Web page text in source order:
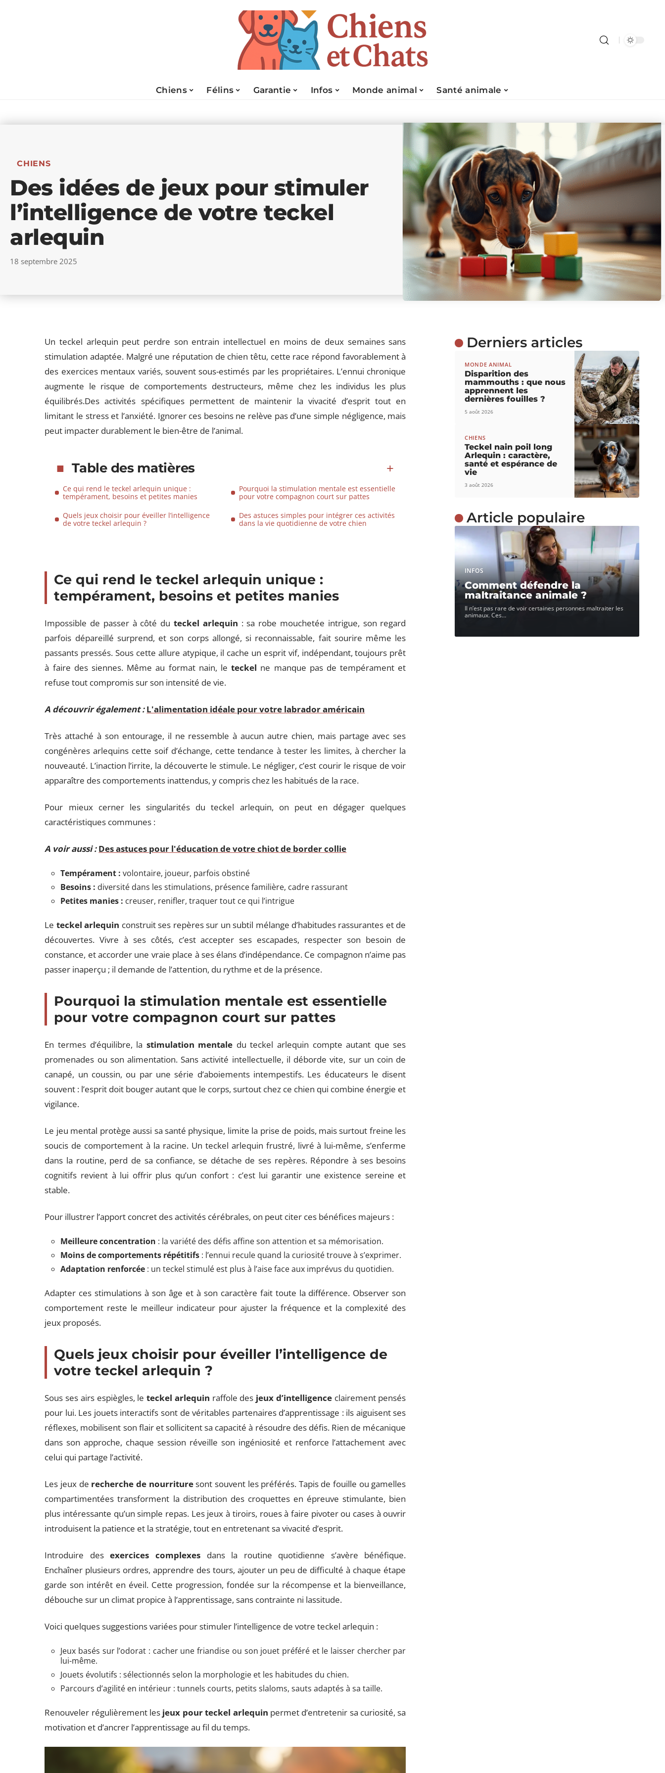
Chiens Félins Garantie Infos Monde animal Santé animale
CHIENS
Des idées de jeux pour stimuler
l’intelligence de votre teckel
arlequin
18 septembre 2025
Un teckel arlequin peut perdre son entrain intellectuel en moins de deux semaines sans
stimulation adaptée. Malgré une réputation de chien têtu, cette race répond favorablement à
des exercices mentaux variés, souvent sous-estimés par les propriétaires. L’ennui chronique
augmente le risque de comportements destructeurs, même chez les individus les plus
équilibrés.Des activités spécifiques permettent de maintenir la vivacité d’esprit tout en
limitant le stress et l’anxiété. Ignorer ces besoins ne relève pas d’une simple négligence, mais
peut impacter durablement le bien-être de l’animal.
Table des matières
Ce qui rend le teckel arlequin unique :
tempérament, besoins et petites manies
Pourquoi la stimulation mentale est essentielle
pour votre compagnon court sur pattes
Quels jeux choisir pour éveiller l’intelligence
de votre teckel arlequin ?
Des astuces simples pour intégrer ces activités
dans la vie quotidienne de votre chien
Ce qui rend le teckel arlequin unique :
tempérament, besoins et petites manies
Impossible de passer à côté duteckel arlequin : sa robe mouchetée intrigue, son regard
parfois dépareillé surprend, et son corps allongé, si reconnaissable, fait sourire même les
passants pressés. Sous cette allure atypique, il cache un esprit vif, indépendant, toujours prêt
à faire des siennes. Même au format nain, leteckel ne manque pas de tempérament et
refuse tout compromis sur son intensité de vie.
A découvrir également : L'alimentation idéale pour votre labrador américain
Très attaché à son entourage, il ne ressemble à aucun autre chien, mais partage avec ses
congénères arlequins cette soif d’échange, cette tendance à tester les limites, à chercher la
nouveauté. L’inaction l’irrite, la découverte le stimule. Le négliger, c’est courir le risque de voir
apparaître des comportements inattendus, y compris chez les habitués de la race.
Pour mieux cerner les singularités du teckel arlequin, on peut en dégager quelques
caractéristiques communes :
A voir aussi : Des astuces pour l'éducation de votre chiot de border collie
Tempérament : volontaire, joueur, parfois obstiné
Besoins : diversité dans les stimulations, présence familière, cadre rassurant
Petites manies : creuser, renifler, traquer tout ce qui l’intrigue
Le teckel arlequin construit ses repères sur un subtil mélange d’habitudes rassurantes et de
découvertes. Vivre à ses côtés, c’est accepter ses escapades, respecter son besoin de
constance, et accorder une vraie place à ses élans d’indépendance. Ce compagnon n’aime pas
passer inaperçu ; il demande de l’attention, du rythme et de la présence.
Pourquoi la stimulation mentale est essentielle
pour votre compagnon court sur pattes
En termes d’équilibre, la stimulation mentale du teckel arlequin compte autant que ses
promenades ou son alimentation. Sans activité intellectuelle, il déborde vite, sur un coin de
canapé, un coussin, ou par une série d’aboiements intempestifs. Les éducateurs le disent
souvent : l’esprit doit bouger autant que le corps, surtout chez ce chien qui combine énergie et
vigilance.
Le jeu mental protège aussi sa santé physique, limite la prise de poids, mais surtout freine les
soucis de comportement à la racine. Un teckel arlequin frustré, livré à lui-même, s’enferme
dans la routine, perd de sa confiance, se détache de ses repères. Répondre à ses besoins
cognitifs revient à lui offrir plus qu’un confort : c’est lui garantir une existence sereine et
stable.
Pour illustrer l’apport concret des activités cérébrales, on peut citer ces bénéfices majeurs :
Meilleure concentration : la variété des défis affine son attention et sa mémorisation.
Moins de comportements répétitifs : l’ennui recule quand la curiosité trouve à s’exprimer.
Adaptation renforcée : un teckel stimulé est plus à l’aise face aux imprévus du quotidien.
Adapter ces stimulations à son âge et à son caractère fait toute la différence. Observer son
comportement reste le meilleur indicateur pour ajuster la fréquence et la complexité des
jeux proposés.
Quels jeux choisir pour éveiller l’intelligence de
votre teckel arlequin ?
Sous ses airs espiègles, leteckel arlequin raffole des jeux d’intelligenceclairement pensés
pour lui. Les jouets interactifs sont de véritables partenaires d’apprentissage : ils aiguisent ses
réflexes, mobilisent son flair et sollicitent sa capacité à résoudre des défis. Rien de mécanique
dans son approche, chaque session réveille son ingéniosité et renforce l’attachement avec
celui qui partage l’activité.
Les jeux de recherche de nourrituresont souvent les préférés. Tapis de fouille ou gamelles
compartimentées transforment la distribution des croquettes en épreuve stimulante, bien
plus intéressante qu’un simple repas. Les jeux à tiroirs, roues à faire pivoter ou cases à ouvrir
introduisent la patience et la stratégie, tout en entretenant sa vivacité d’esprit.
Introduire desexercices complexes dans la routine quotidienne s’avère bénéfique.
Enchaîner plusieurs ordres, apprendre des tours, ajouter un peu de difficulté à chaque étape
garde son intérêt en éveil. Cette progression, fondée sur la récompense et la bienveillance,
débouche sur un climat propice à l’apprentissage, sans contrainte ni lassitude.
Voici quelques suggestions variées pour stimuler l’intelligence de votre teckel arlequin :
Jeux basés sur l’odorat : cacher une friandise ou son jouet préféré et le laisser chercher par
lui-même.
Jouets évolutifs : sélectionnés selon la morphologie et les habitudes du chien.
Parcours d’agilité en intérieur : tunnels courts, petits slaloms, sauts adaptés à sa taille.
Renouveler régulièrement les jeux pour teckel arlequin permet d’entretenir sa curiosité, sa
motivation et d’ancrer l’apprentissage au fil du temps.
Derniers articles
MONDE ANIMAL
Disparition des
mammouths : que nous
apprennent les
dernières fouilles ?
5 août 2026
CHIENS
Teckel nain poil long
Arlequin : caractère,
santé et espérance de
vie
3 août 2026
Article populaire
INFOS
Comment défendre la
maltraitance animale ?
Il n’est pas rare de voir certaines personnes maltraiter les
animaux. Ces…